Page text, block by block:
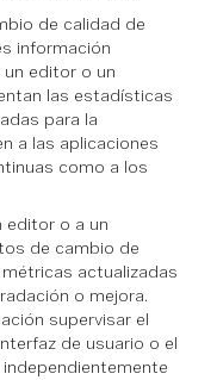
de calidad de
información
editor o un
las estadísticas
para la
a las aplicaciones
como a los
editor o a un
de cambio de
actualizadas
o mejora.
supervisar el
de usuario o el